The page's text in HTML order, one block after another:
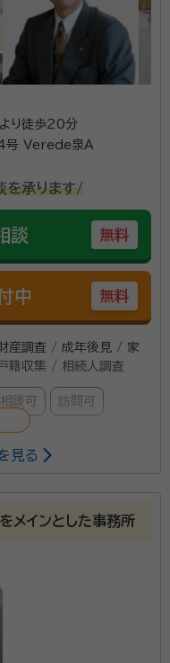
より徒歩20分
号 Verede泉A
を承ります/
談 無料
中 無料
産調査 / 成年後見 / 家
籍収集 / 相続人調査
談可 訪問可
様まで事業継承に至
精通し、事業主様
続に必要な諸手続き
可能です。事務スタ
ております。
見る
メインとした事務所